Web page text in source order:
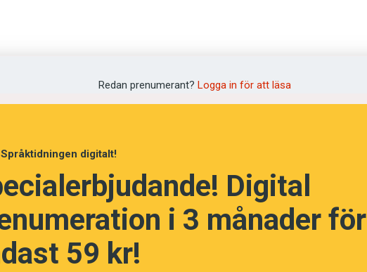
Redan prenumerant? Logga in för att läsa
Språktidningen digitalt!
Digital
i 3 månader för
59 kr!